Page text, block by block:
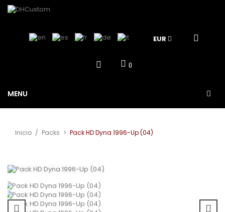
EUR
0
MENU
Inicio / Packs > Pack HD Dyna 1996-Up (04)